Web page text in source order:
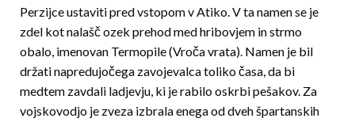
Perzijce ustaviti pred vstopom v Atiko. V ta namen se je
zdel kot nalašč ozek prehod med hribovjem in strmo
obalo, imenovan Termopile (Vroča vrata). Namen je bil
držati napredujočega zavojevalca toliko časa, da bi
medtem zavdali ladjevju, ki je rabilo oskrbi pešakov. Za
vojskovodjo je zveza izbrala enega od dveh špartanskih